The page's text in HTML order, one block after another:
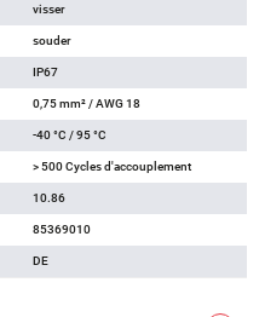
visser
souder
IP67
0,75 mm² / AWG 18
-40 °C / 95 °C
> 500 Cycles d'accouplement
10.86
85369010
DE